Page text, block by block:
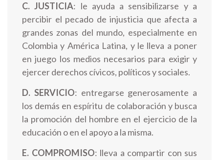
C. JUSTICIA: le ayuda a sensibilizarse y a
percibir el pecado de injusticia que afecta a
grandes zonas del mundo, especialmente en
Colombia y América Latina, y le lleva a poner
en juego los medios necesarios para exigir y
ejercer derechos cívicos, políticos y sociales.
D. SERVICIO: entregarse generosamente a
los demás en espíritu de colaboración y busca
la promoción del hombre en el ejercicio de la
educación o en el apoyo a la misma.
E. COMPROMISO: lleva a compartir con sus